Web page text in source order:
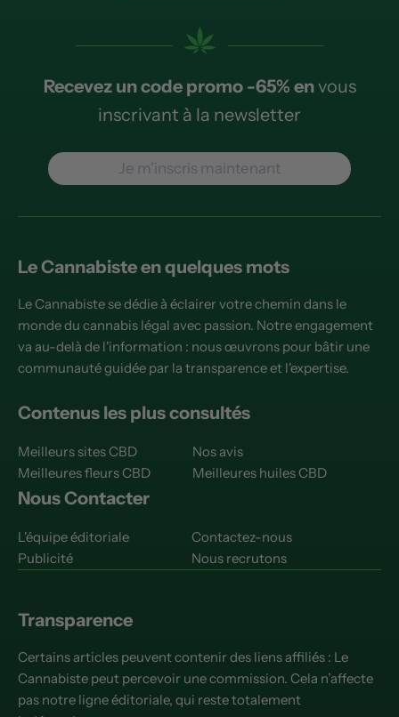
Recevez un code promo -65% envous
inscrivant à la newsletter
Je m'inscris maintenant
Le Cannabiste en quelques mots
Le Cannabiste se dédie à éclairer votre chemin dans le
monde du cannabis légal avec passion. Notre engagement
va au-delà de l'information : nous œuvrons pour bâtir une
communauté guidée par la transparence et l'expertise.
Contenus les plus consultés
Meilleurs sites CBD
Nos avis
Meilleures fleurs CBD
Meilleures huiles CBD
Nous Contacter
L'équipe éditoriale
Contactez-nous
Publicité
Nous recrutons
Transparence
Certains articles peuvent contenir des liens affiliés : Le
Cannabiste peut percevoir une commission. Cela n’affecte
pas notre ligne éditoriale, qui reste totalement